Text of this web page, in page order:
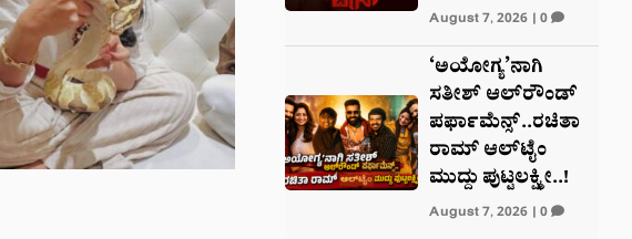
August 7, 2026| 0
‘ಅಯೋಗ್ಯ’ನಾಗಿ
ಸತೀಶ್ ಆಲ್‌ರೌಂಡ್
ಪರ್ಫಾಮೆನ್ಸ್..ರಚಿತಾ
ರಾಮ್ ಆಲ್‌‌ಟೈಂ
ಮುದ್ದು ಪುಟ್ಟಲಕ್ಷ್ಮೀ..!
August 7, 2026| 0